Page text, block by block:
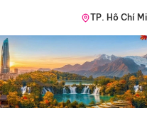
TP. Hồ Chí